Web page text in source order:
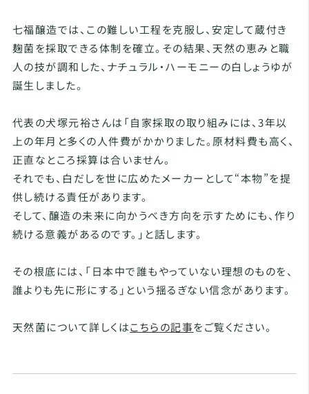
七福醸造では、この難しい工程を克服し、安定して蔵付き
麹菌を採取できる体制を確立。その結果、天然の恵みと職
人の技が調和した、ナチュラル・ハーモニーの白しょうゆが
誕生しました。
代表の犬塚元裕さんは「自家採取の取り組みには、3年以
上の年月と多くの人件費がかかりました。原材料費も高く、
正直なところ採算は合いません。
それでも、白だしを世に広めたメーカーとして“本物”を提
供し続ける責任があります。
そして、醸造の未来に向かうべき方向を示すためにも、作り
続ける意義があるのです。」と話します。
その根底には、「日本中で誰もやっていない理想のものを、
誰よりも先に形にする」という揺るぎない信念があります。
天然菌について詳しくはこちらの記事をご覧ください。